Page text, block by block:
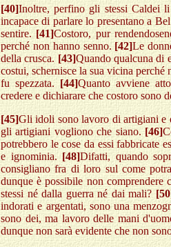
[40]Inoltre, perfino gli stessi Caldei
incapace di parlare lo presentano a
sentire. [41]Costoro, pur
perché non hanno senno. [42]Le
della crusca. [43]Quando qualcuna di
costui, schernisce la sua vicina
fu spezzata. [44]Quanto avviene
credere e dichiarare che costoro sono
[45]Gli idoli sono lavoro di artigiani e
gli artigiani vogliono che siano.[46]
potrebbero le cose da essi fabbricate
e ignominia.[48]Difatti, quando
consigliano fra di loro sul come
dunque è possibile non comprendere
stessi né dalla guerra né dai mali?
indorati e argentati, sono una
sono dei, ma lavoro delle mani
dunque non sarà evidente che non